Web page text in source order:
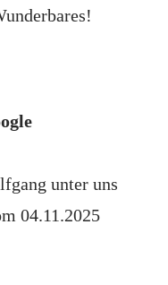
unter uns
04.11.2025